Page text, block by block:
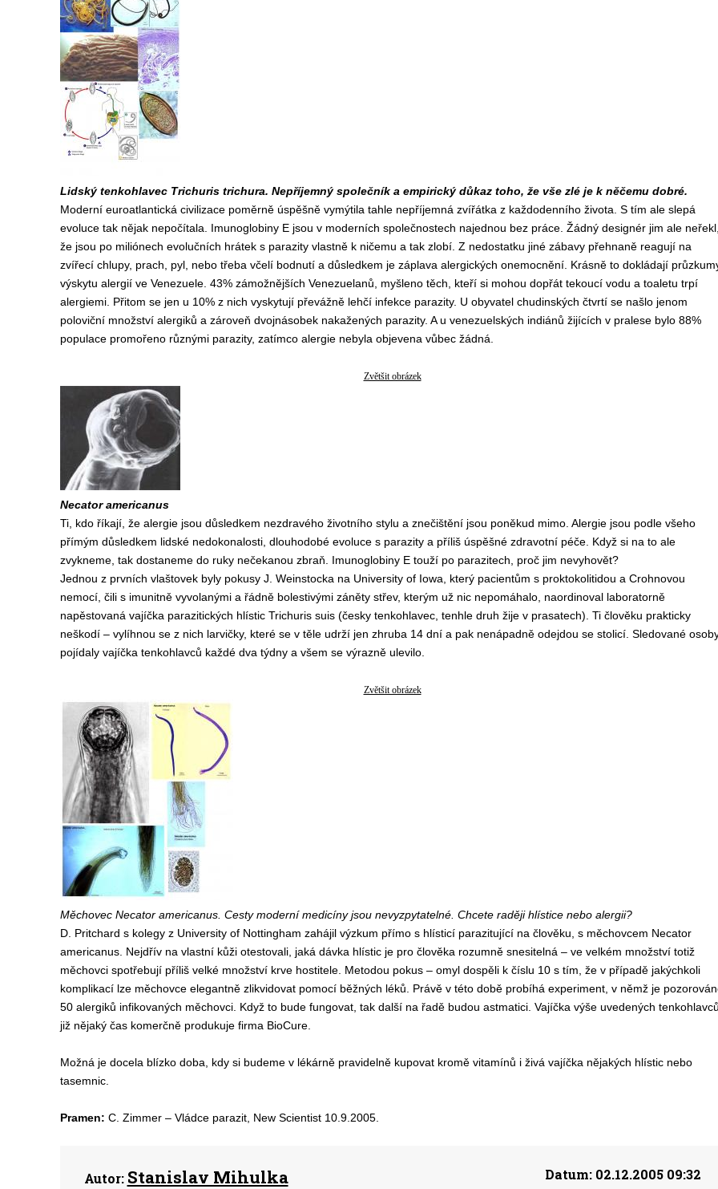
Lidský tenkohlavec Trichuris trichura. Nepříjemný společník a empirický důkaz toho, že vše zlé je k něčemu dobré.
Moderní euroatlantická civilizace poměrně úspěšně vymýtila tahle nepříjemná zvířátka z každodenního života. S tím ale slepá
evoluce tak nějak nepočítala. Imunoglobiny E jsou v moderních společnostech najednou bez práce. Žádný designér jim ale
že jsou po miliónech evolučních hrátek s parazity vlastně k ničemu a tak zlobí. Z nedostatku jiné zábavy přehnaně reagují na
zvířecí chlupy, prach, pyl, nebo třeba včelí bodnutí a důsledkem je záplava alergických onemocnění. Krásně to dokládají
výskytu alergií ve Venezuele. 43% zámožnějších Venezuelanů, myšleno těch, kteří si mohou dopřát tekoucí vodu a toaletu trpí
alergiemi. Přitom se jen u 10% z nich vyskytují převážně lehčí infekce parazity. U obyvatel chudinských čtvrtí se našlo jenom
poloviční množství alergiků a zároveň dvojnásobek nakažených parazity. A u venezuelských indiánů žijících v pralese bylo 88%
populace promořeno různými parazity, zatímco alergie nebyla objevena vůbec žádná.
Zvětšit obrázek
Necator americanus
Ti, kdo říkají, že alergie jsou důsledkem nezdravého životního stylu a znečištění jsou poněkud mimo. Alergie jsou podle všeho
přímým důsledkem lidské nedokonalosti, dlouhodobé evoluce s parazity a příliš úspěšné zdravotní péče. Když si na to ale
zvykneme, tak dostaneme do ruky nečekanou zbraň. Imunoglobiny E touží po parazitech, proč jim nevyhovět?
Jednou z prvních vlaštovek byly pokusy J. Weinstocka na University of Iowa, který pacientům s proktokolitidou a Crohnovou
nemocí, čili s imunitně vyvolanými a řádně bolestivými záněty střev, kterým už nic nepomáhalo, naordinoval laboratorně
napěstovaná vajíčka parazitických hlístic Trichuris suis (česky tenkohlavec, tenhle druh žije v prasatech). Ti člověku prakticky
neškodí – vylíhnou se z nich larvičky, které se v těle udrží jen zhruba 14 dní a pak nenápadně odejdou se stolicí. Sledované
pojídaly vajíčka tenkohlavců každé dva týdny a všem se výrazně ulevilo.
Zvětšit obrázek
Měchovec Necator americanus. Cesty moderní medicíny jsou nevyzpytatelné. Chcete raději hlístice nebo alergii?
D. Pritchard s kolegy z University of Nottingham zahájil výzkum přímo s hlísticí parazitující na člověku, s měchovcem Necator
americanus. Nejdřív na vlastní kůži otestovali, jaká dávka hlístic je pro člověka rozumně snesitelná – ve velkém množství totiž
měchovci spotřebují příliš velké množství krve hostitele. Metodou pokus – omyl dospěli k číslu 10 s tím, že v případě jakýchkoli
komplikací lze měchovce elegantně zlikvidovat pomocí běžných léků. Právě v této době probíhá experiment, v němž je
50 alergiků infikovaných měchovci. Když to bude fungovat, tak další na řadě budou astmatici. Vajíčka výše uvedených
již nějaký čas komerčně produkuje firma BioCure.
Možná je docela blízko doba, kdy si budeme v lékárně pravidelně kupovat kromě vitamínů i živá vajíčka nějakých hlístic nebo
tasemnic.
Pramen: C. Zimmer – Vládce parazit, New Scientist 10.9.2005.
Autor: Stanislav Mihulka Datum:02.12.2005 09:32